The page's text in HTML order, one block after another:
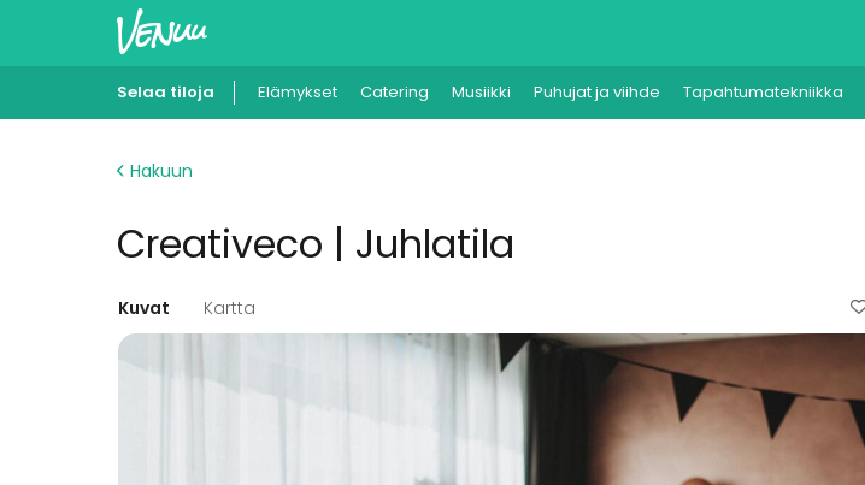
Selaa tiloja Elämykset Catering Musiikki Puhujat ja viihde Tapahtumatekniikka
Hakuun
Creativeco | Juhlatila
Kuvat Kartta